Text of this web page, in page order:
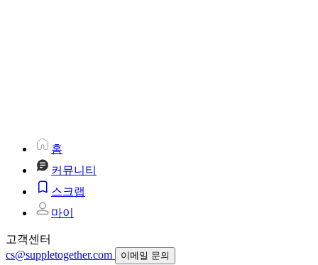
홈
커뮤니티
스크랩
마이
고객센터
cs@suppletogether.com
이메일 문의